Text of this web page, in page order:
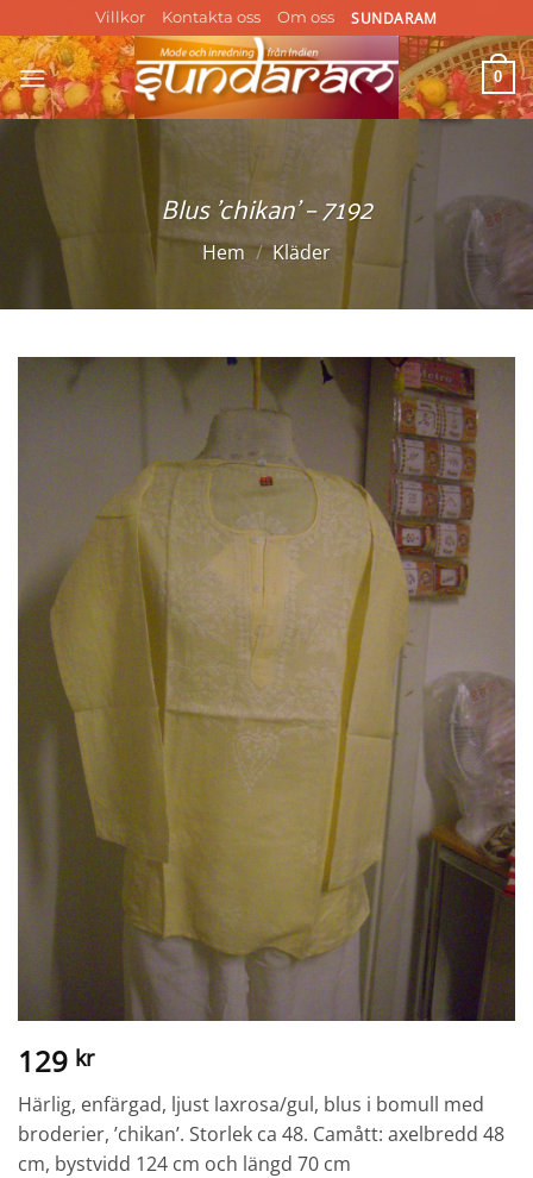
to
content
Villkor Kontakta oss Om oss SUNDARAM
0
Blus ’chikan’ – 7192
Hem / Kläder
129 kr
Härlig, enfärgad, ljust laxrosa/gul, blus i bomull med
broderier, ’chikan’. Storlek ca 48. Camått: axelbredd 48
cm, bystvidd 124 cm och längd 70 cm